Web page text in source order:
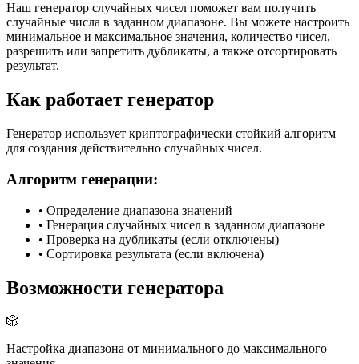
Наш генератор случайных чисел поможет вам получить
случайные числа в заданном диапазоне. Вы можете настроить
минимальное и максимальное значения, количество чисел,
разрешить или запретить дубликаты, а также отсортировать
результат.
Как работает генератор
Генератор использует криптографически стойкий алгоритм
для создания действительно случайных чисел.
Алгоритм генерации:
• Определение диапазона значений
• Генерация случайных чисел в заданном диапазоне
• Проверка на дубликаты (если отключены)
• Сортировка результата (если включена)
Возможности генератора
🎲
Настройка диапазона от минимального до максимального